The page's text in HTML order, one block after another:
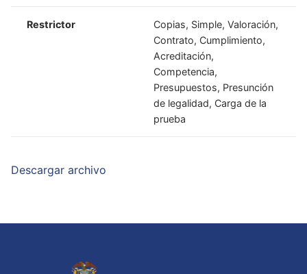
Restrictor
Copias, Simple, Valoración,
Contrato, Cumplimiento,
Acreditación,
Competencia,
Presupuestos, Presunción
de legalidad, Carga de la
prueba
Descargar archivo